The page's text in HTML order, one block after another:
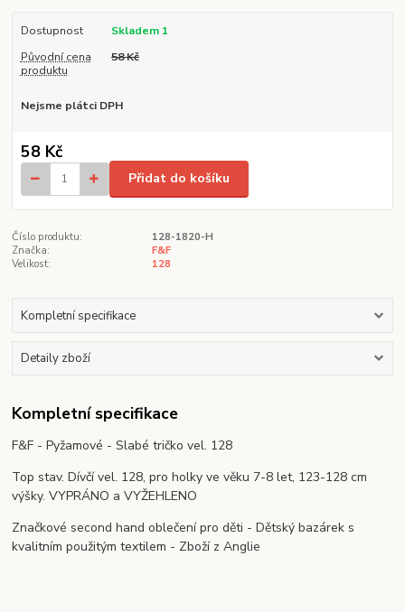
Dostupnost
Skladem 1
Původní cena
produktu
58 Kč
Nejsme plátci DPH
58 Kč
Přidat do košíku
Číslo produktu:
128-1820-H
Značka:
F&F
Velikost:
128
Kompletní specifikace
Detaily zboží
Kompletní specifikace
F&F - Pyžamové - Slabé tričko vel. 128
Top stav. Dívčí vel. 128, pro holky ve věku 7-8 let, 123-128 cm
výšky. VYPRÁNO a VYŽEHLENO
Značkové second hand oblečení pro děti - Dětský bazárek s
kvalitním použitým textilem - Zboží z Anglie